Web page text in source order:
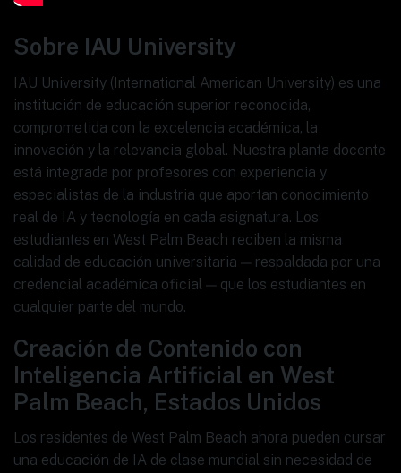
Sobre IAU University
IAU University (International American University) es una
institución de educación superior reconocida,
comprometida con la excelencia académica, la
innovación y la relevancia global. Nuestra planta docente
está integrada por profesores con experiencia y
especialistas de la industria que aportan conocimiento
real de IA y tecnología en cada asignatura. Los
estudiantes en West Palm Beach reciben la misma
calidad de educación universitaria — respaldada por una
credencial académica oficial — que los estudiantes en
cualquier parte del mundo.
Creación de Contenido con
Inteligencia Artificial en West
Palm Beach, Estados Unidos
Los residentes de West Palm Beach ahora pueden cursar
una educación de IA de clase mundial sin necesidad de